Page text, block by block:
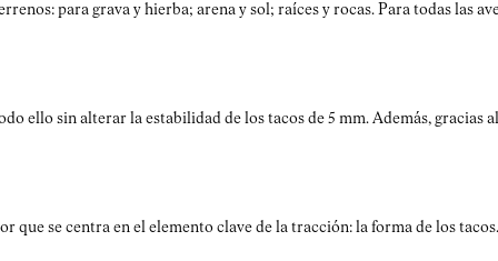
para grava y hierba; arena y sol; raíces y rocas. Para todas las
ello sin alterar la estabilidad de los tacos de 5 mm. Además,
se centra en el elemento clave de la tracción: la forma de los